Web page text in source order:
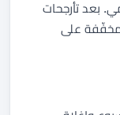
بعد تأرجحات
المخفّفة على